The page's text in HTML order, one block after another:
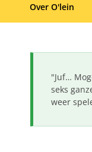
Over O'lein
"Juf…
seks
weer